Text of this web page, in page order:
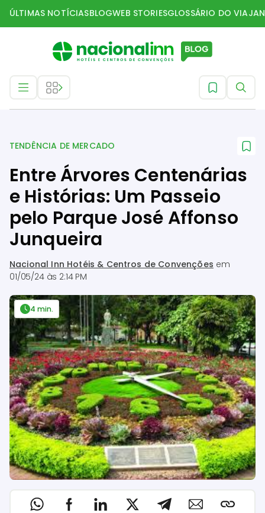
ÚLTIMAS NOTÍCIASBLOGWEB STORIESGLOSSÁRIO DO
Tendência de mercado
TENDÊNCIA DE MERCADO
Entre Árvores Centenárias
e Histórias: Um Passeio
pelo Parque José Affonso
Junqueira
Nacional Inn Hotéis & Centros de Convenções em
01/05/24 às 2:14 PM
4 min.